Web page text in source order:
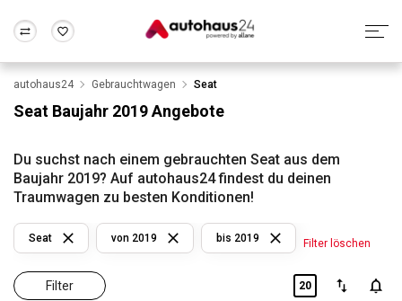
Wir bewerten dein Auto
Alle Fragen & Antworten
Rund um die Inzahlungnahme
Frankfurt Wuppertal
autohaus24 Gebrauchtwagen Seat
Seat Baujahr 2019 Angebote
Du suchst nach einem gebrauchten Seat aus dem
Baujahr 2019? Auf autohaus24 findest du deinen
Traumwagen zu besten Konditionen!
Filter
Seat von 2019 bis 2019 Filter löschen
20